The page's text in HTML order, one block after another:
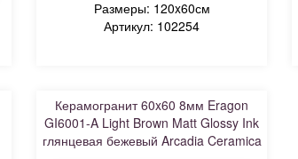
Размеры: 120x60см
Артикул: 102254
Керамогранит 60x60 8мм Eragon
GI6001-A Light Brown Matt Glossy Ink
глянцевая бежевый Arcadia Ceramica